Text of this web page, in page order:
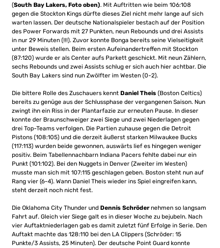
(South Bay Lakers, Foto oben). Mit Auftritten wie beim 106:108
gegen die Stockton Kings dürfte dieses Ziel nicht mehr lange auf sich
warten lassen. Der deutsche Nationalspieler bestach auf der Position
des Power Forwards mit 27 Punkten, neun Rebounds und drei Assists
in nur 29 Minuten (!!!). Zuvor konnte Bonga bereits seine Vielseitigkeit
unter Beweis stellen. Beim ersten Aufeinandertreffen mit Stockton
(87:120) wurde er als Center aufs Parkett geschickt. Mit neun Zählern,
sechs Rebounds und zwei Assists schlug er sich auch hier achtbar. Die
South Bay Lakers sind nun Zwölfter im Westen (0-2).
Die bittere Rolle des Zuschauers kennt Daniel Theis (Boston Celtics)
bereits zu genüge aus der Schlussphase der vergangenen Saison. Nun
zwingt ihn ein Riss in der Plantarfazie zur erneuten Pause. In dieser
konnte der Braunschweiger zwei Siege und zwei Niederlagen gegen
drei Top-Teams verfolgen. Die Partien zuhause gegen die Detroit
Pistons (108:105) und die derzeit äußerst starken Milwaukee Bucks
(117:113) wurden beide gewonnen, auswärts lief es hingegen weniger
positiv. Beim Tabellennachbarn Indiana Pacers fehlte dabei nur ein
Punkt (101:102). Bei den Nuggets in Denver (Zweiter im Westen)
musste man sich mit 107:115 geschlagen geben. Boston steht nun auf
Rang vier (6-4). Wann Daniel Theis wieder ins Spiel eingreifen kann,
steht derzeit noch nicht fest.
Die Oklahoma City Thunder und Dennis Schrödernehmen so langsam
Fahrt auf. Gleich vier Siege galt es in dieser Woche zu bejubeln. Nach
vier Auftaktniederlagen gab es damit zuletzt fünf Erfolge in Serie. Den
Auftakt machte das 128:110 bei den LA Clippers (Schröder: 15
Punkte/3 Assists, 25 Minuten). Der deutsche Point Guard konnte